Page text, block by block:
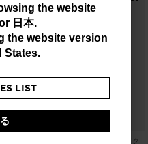
the website
日本.
the website version
States.
LIST
ユニセックスバッグ エスケーパーバイク